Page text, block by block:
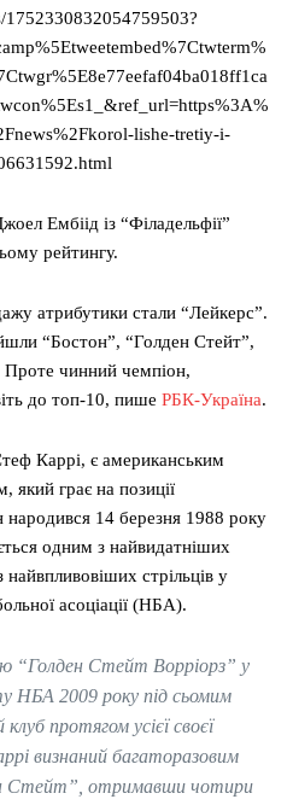
lishe-tretiy-i-
Ембіід із “Філадельфії”
рейтингу.
атрибутики стали “Лейкерс”.
“Бостон”, “Голден Стейт”,
Проте чинний чемпіон,
до топ-10, пише РБК-Україна.
Каррі, є американським
який грає на позиції
народився 14 березня 1988 року
одним з найвидатніших
найвпливовіших стрільців у
асоціації (НБА).
“Голден Стейт Ворріорз” у
НБА 2009 року під сьомим
протягом усієї своєї
визнаний багаторазовим
Стейт”, отримавши чотири